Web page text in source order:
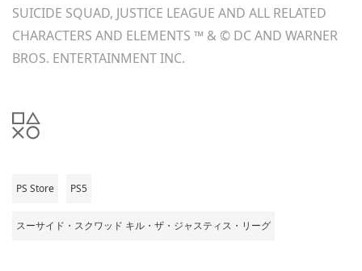
SUICIDE SQUAD, JUSTICE LEAGUE AND ALL RELATED
CHARACTERS AND ELEMENTS ™ & © DC AND WARNER
BROS. ENTERTAINMENT INC.
PS Store PS5
スーサイド・スクワッド キル・ザ・ジャスティス・リーグ